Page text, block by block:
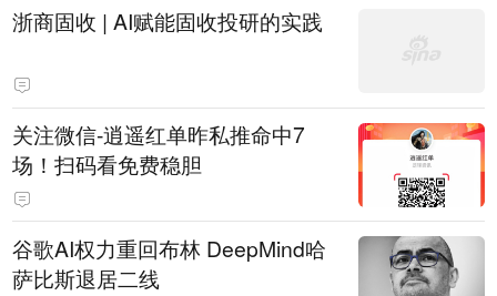
浙商固收 | AI赋能固收投研的实践
关注微信-逍遥红单昨私推命中7
场！扫码看免费稳胆
谷歌AI权力重回布林 DeepMind哈
萨比斯退居二线